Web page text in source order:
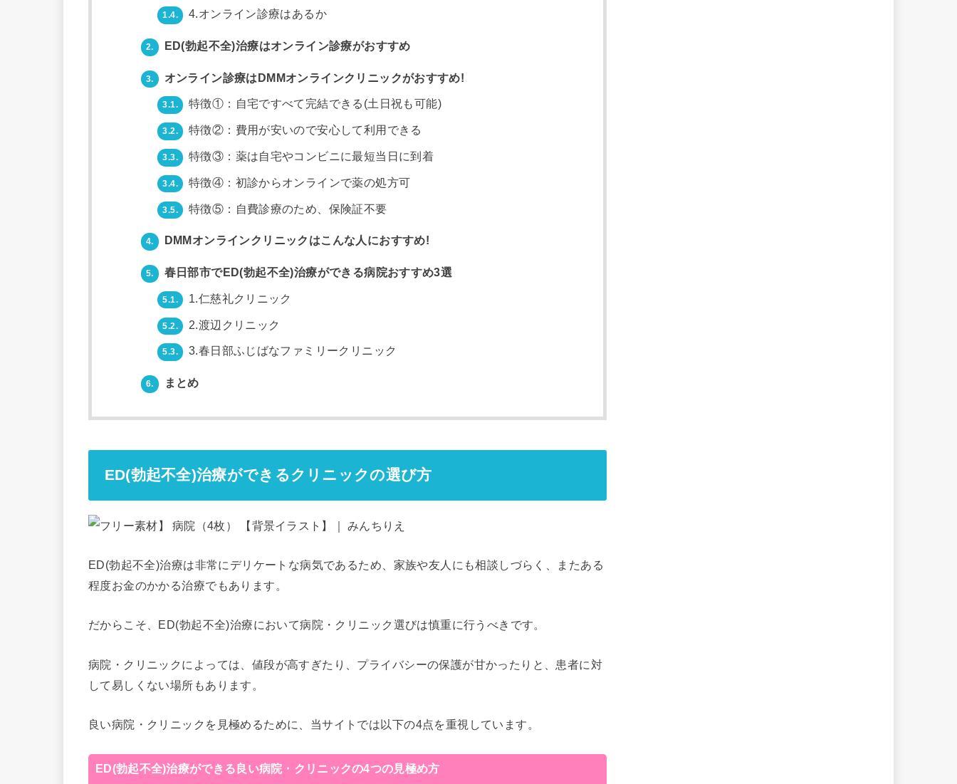
1.4. 4.オンライン診療はあるか
2. ED(勃起不全)治療はオンライン診療がおすすめ
3. オンライン診療はDMMオンラインクリニックがおすすめ!
3.1. 特徴①：自宅ですべて完結できる(土日祝も可能)
3.2. 特徴②：費用が安いので安心して利用できる
3.3. 特徴③：薬は自宅やコンビニに最短当日に到着
3.4. 特徴④：初診からオンラインで薬の処方可
3.5. 特徴⑤：自費診療のため、保険証不要
4. DMMオンラインクリニックはこんな人におすすめ!
5. 春日部市でED(勃起不全)治療ができる病院おすすめ3選
5.1. 1.仁慈礼クリニック
5.2. 2.渡辺クリニック
5.3. 3.春日部ふじばなファミリークリニック
6. まとめ
ED(勃起不全)治療ができるクリニックの選び方
ED(勃起不全)治療は非常にデリケートな病気であるため、家族や友人にも相談しづらく、またある
程度お金のかかる治療でもあります。
だからこそ、ED(勃起不全)治療において病院・クリニック選びは慎重に行うべきです。
病院・クリニックによっては、値段が高すぎたり、プライバシーの保護が甘かったりと、患者に対
して易しくない場所もあります。
良い病院・クリニックを見極めるために、当サイトでは以下の4点を重視しています。
ED(勃起不全)治療ができる良い病院・クリニックの4つの見極め方